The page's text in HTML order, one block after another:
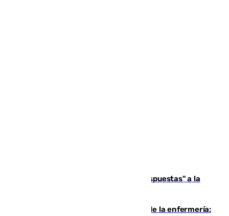
Más de 15.000 ceutíes reclaman "respuestas" a la
Buenas noticias para el Málaga desde la enfermería: